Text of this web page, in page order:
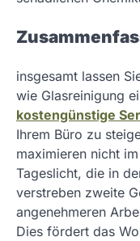
insgesamt lassen
wie Glasreinigung
kostengünstige
Ihrem Büro zu
maximieren nicht
Tageslicht, die in
verstreben zweite
angenehmeren
Dies fördert das